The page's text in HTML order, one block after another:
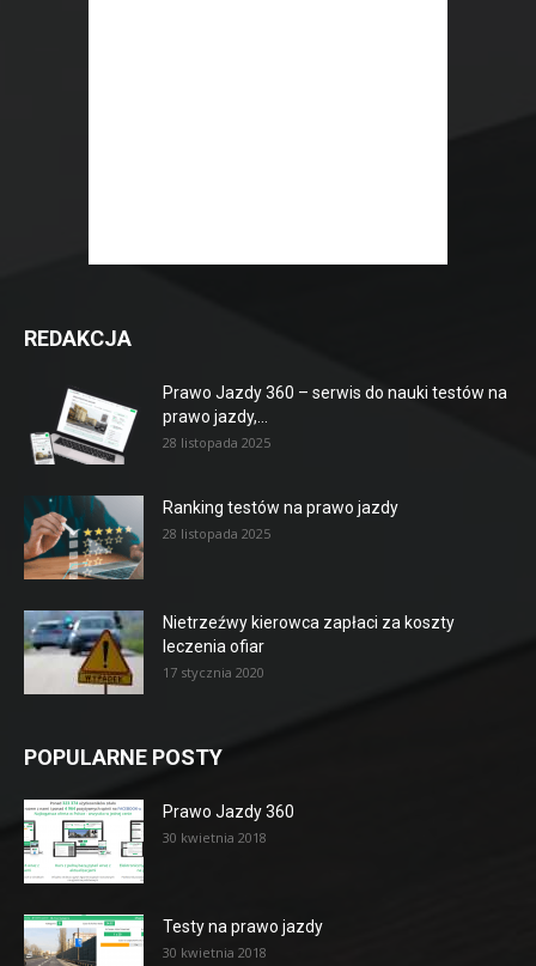
REDAKCJA
Prawo Jazdy 360 – serwis do nauki testów na
prawo jazdy,...
28 listopada 2025
Ranking testów na prawo jazdy
28 listopada 2025
Nietrzeźwy kierowca zapłaci za koszty
leczenia ofiar
17 stycznia 2020
POPULARNE POSTY
Prawo Jazdy 360
30 kwietnia 2018
Testy na prawo jazdy
30 kwietnia 2018